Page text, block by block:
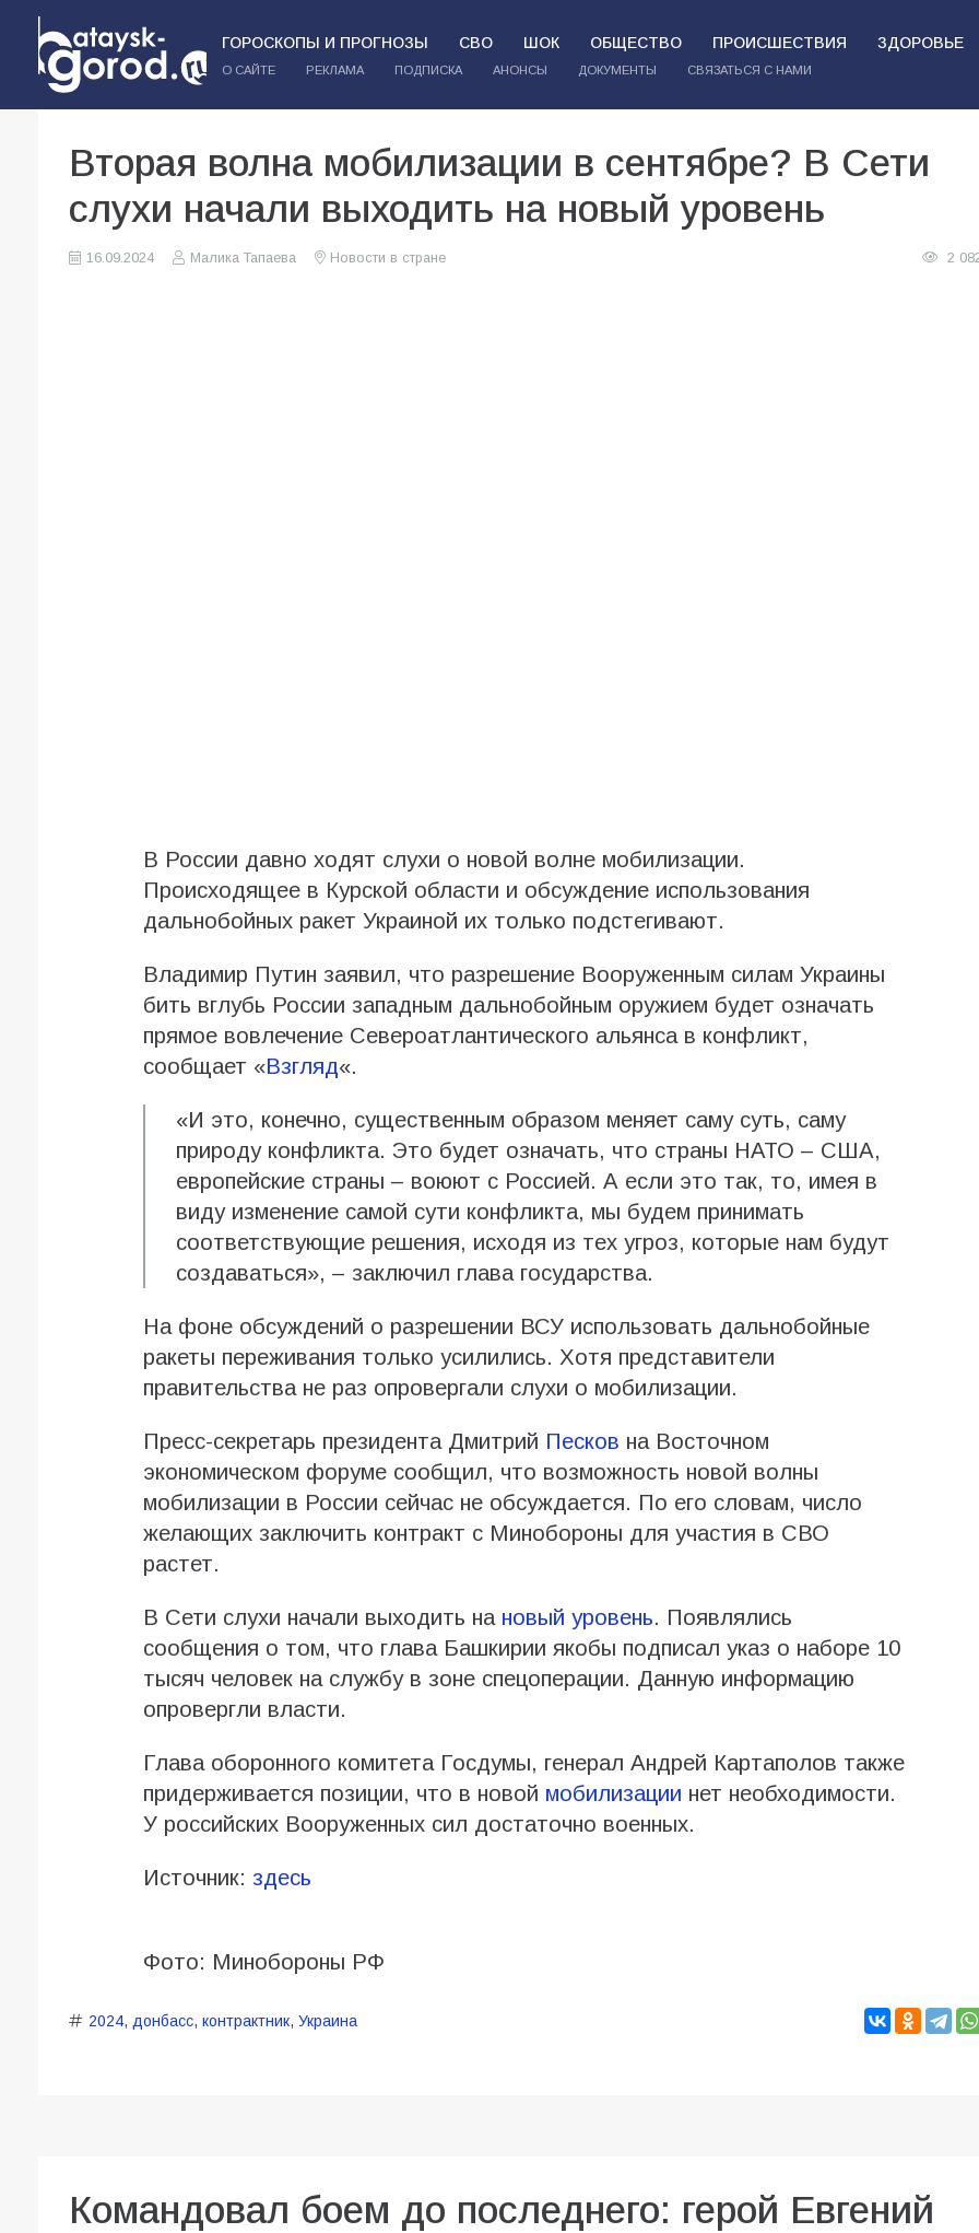
ГОРОСКОПЫ И ПРОГНОЗЫ СВО ШОК ОБЩЕСТВО ПРОИСШЕСТВИЯ ЗДОРОВЬЕ
О САЙТЕ РЕКЛАМА ПОДПИСКА АНОНСЫ ДОКУМЕНТЫ СВЯЗАТЬСЯ С НАМИ
Вторая волна мобилизации в сентябре? В Сети
слухи начали выходить на новый уровень
16.09.2024 Малика Тапаева Новости в стране 2
В России давно ходят слухи о новой волне мобилизации.
Происходящее в Курской области и обсуждение использования
дальнобойных ракет Украиной их только подстегивают.
Владимир Путин заявил, что разрешение Вооруженным силам Украины
бить вглубь России западным дальнобойным оружием будет означать
прямое вовлечение Североатлантического альянса в конфликт,
сообщает «Взгляд«.
«И это, конечно, существенным образом меняет саму суть, саму
природу конфликта. Это будет означать, что страны НАТО – США,
европейские страны – воюют с Россией. А если это так, то, имея в
виду изменение самой сути конфликта, мы будем принимать
соответствующие решения, исходя из тех угроз, которые нам будут
создаваться», – заключил глава государства.
На фоне обсуждений о разрешении ВСУ использовать дальнобойные
ракеты переживания только усилились. Хотя представители
правительства не раз опровергали слухи о мобилизации.
Пресс-секретарь президента Дмитрий Песков на Восточном
экономическом форуме сообщил, что возможность новой волны
мобилизации в России сейчас не обсуждается. По его словам, число
желающих заключить контракт с Минобороны для участия в СВО
растет.
В Сети слухи начали выходить на новый уровень. Появлялись
сообщения о том, что глава Башкирии якобы подписал указ о наборе 10
тысяч человек на службу в зоне спецоперации. Данную информацию
опровергли власти.
Глава оборонного комитета Госдумы, генерал Андрей Картаполов также
придерживается позиции, что в новой мобилизации нет необходимости.
У российских Вооруженных сил достаточно военных.
Источник: здесь
Фото: Минобороны РФ
2024, донбасс, контрактник, Украина
Командовал боем до последнего: герой Евгений